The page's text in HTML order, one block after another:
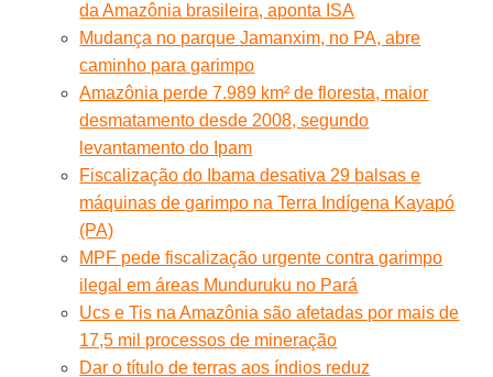
da Amazônia brasileira, aponta ISA
Mudança no parque Jamanxim, no PA, abre
caminho para garimpo
Amazônia perde 7.989 km² de floresta, maior
desmatamento desde 2008, segundo
levantamento do Ipam
Fiscalização do Ibama desativa 29 balsas e
máquinas de garimpo na Terra Indígena Kayapó
(PA)
MPF pede fiscalização urgente contra garimpo
ilegal em áreas Munduruku no Pará
Ucs e Tis na Amazônia são afetadas por mais de
17,5 mil processos de mineração
Dar o título de terras aos índios reduz